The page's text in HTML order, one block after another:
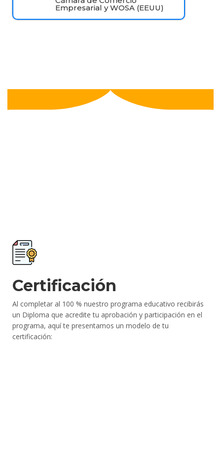
Empresarial y WOSA (EEUU)
Certificación
Al completar al 100 % nuestro programa educativo recibirás
un Diploma que acredite tu aprobación y participación en el
programa, aquí te presentamos un modelo de tu
certificación: